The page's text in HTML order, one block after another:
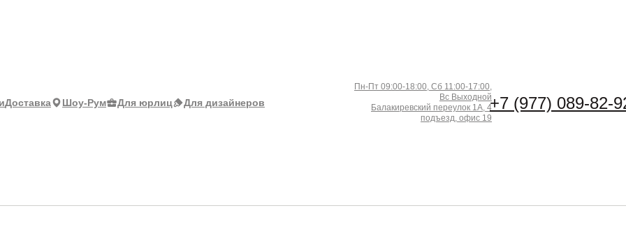
Доставка Шоу-Рум Для юрлиц Для дизайнеров
Пн-Пт 09:00-18:00, Сб 11:00-17:00,
Вс Выходной
Балакиревский переулок 1А, 4
подъезд, офис 19
+7 (977) 089-82-
ПВХ покрытий 10 кг